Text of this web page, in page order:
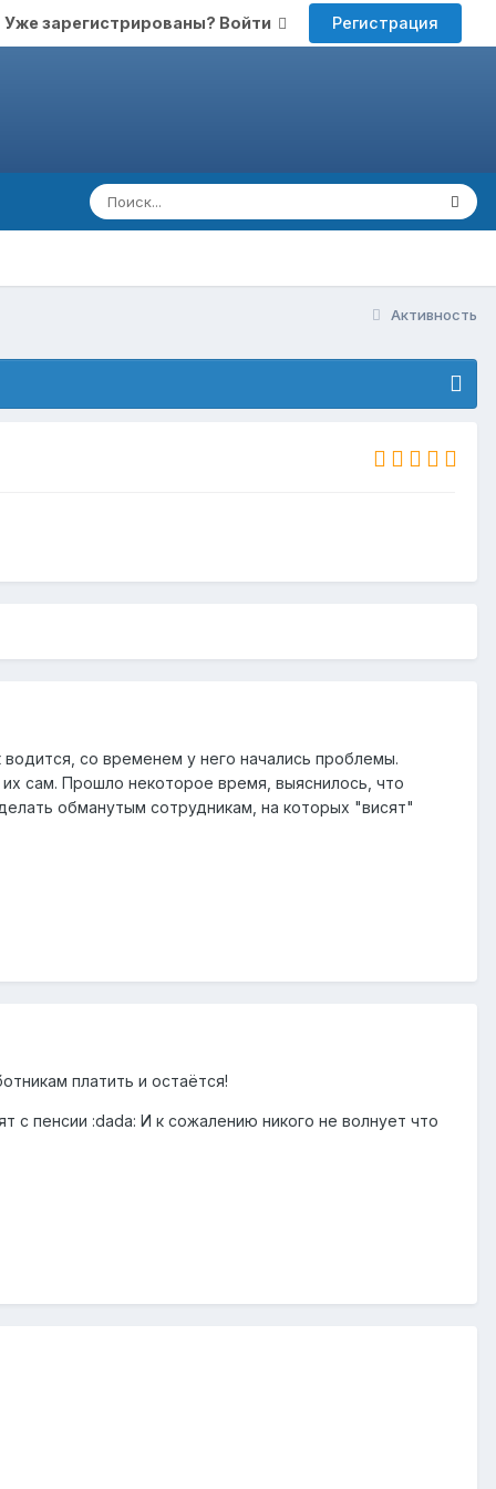
Уже зарегистрированы? Войти Регистрация
Активность
со временем у него начались проблемы.
сам. Прошло некоторое время, выяснилось, что
обманутым сотрудникам, на которых "висят"
платить и остаётся!
с пенсии :dada: И к сожалению никого не волнует что